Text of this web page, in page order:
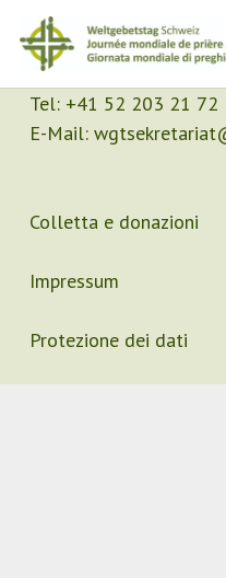
Contatto
Segretariato
Tel: +41 52 203 21 72
E-Mail:
Colletta e donazioni
Impressum
Protezione dei dati